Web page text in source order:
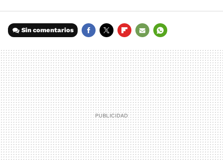
Sin comentarios
MAIL